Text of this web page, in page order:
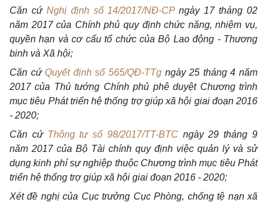
Căn cứ Nghị định số 14/2017/NĐ-CPngày 17 tháng 02
năm 2017 của Chính phủ quy định chức năng, nhiệm vụ,
quyền hạn và cơ cấu tổ chức của Bộ Lao động - Thương
binh và Xã hội;
Căn cứQuyết định số 565/QĐ-TTg ngày 25 tháng 4 năm
2017 của Thủ tướng Chính phủ phê duyệt Chương trình
mục tiêu Phát triển hệ thống trợ giúp xã hội giai đoạn 2016
- 2020;
Căn cứ Thông tư số 98/2017/TT-BTCngày 29 tháng 9
năm 2017 của Bộ Tài chính quy định việc quản lý và sử
dụng kinh phí sự nghiệp thuộc Chương trình mục tiêu Phát
triển hệ thống trợ giúp xã hội giai đoạn 2016 - 2020;
Xét đề nghị của Cục trưởng Cục Phòng, chống tệ nạn xã